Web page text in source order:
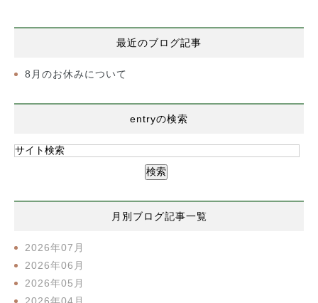
最近のブログ記事
8月のお休みについて
entryの検索
月別ブログ記事一覧
2026年07月
2026年06月
2026年05月